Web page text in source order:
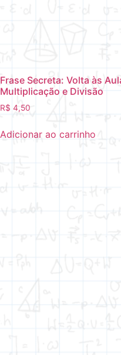
Frase Secreta: Volta às
Multiplicação e Divisão
R$ 4,50
Adicionar ao carrinho